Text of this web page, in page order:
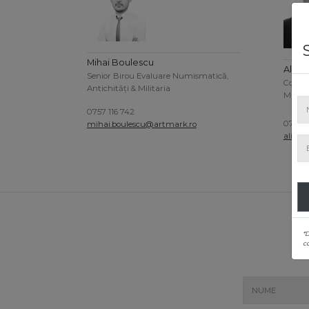
Mihai Boulescu
Senior Birou Evaluare Numismatică,
Antichități & Militaria
0757 116 742
mihai.boulescu@artmark.ro
Alin
0739